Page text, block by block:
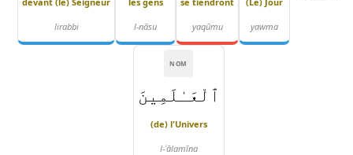
yawma
yaqūmu
l-nāsu
lirabbi
NOM
ٱلْعَـٰلَمِينَ
(de) l'Univers
l-ʿālamīna